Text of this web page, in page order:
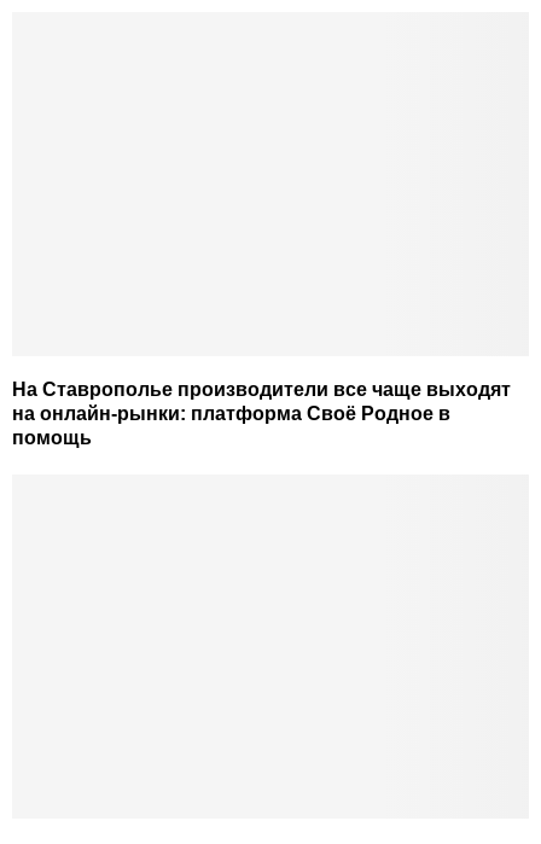
На Ставрополье производители все чаще выходят
на онлайн-рынки: платформа Своё Родное в
помощь